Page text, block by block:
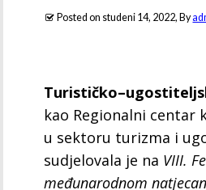
Posted on studeni 14, 2022, By
kao Regionalni
u sektoru turizma i
sudjelovala je na VIII.
međunarodnom